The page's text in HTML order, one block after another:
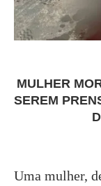
MULHER
SEREM
Uma mulher,